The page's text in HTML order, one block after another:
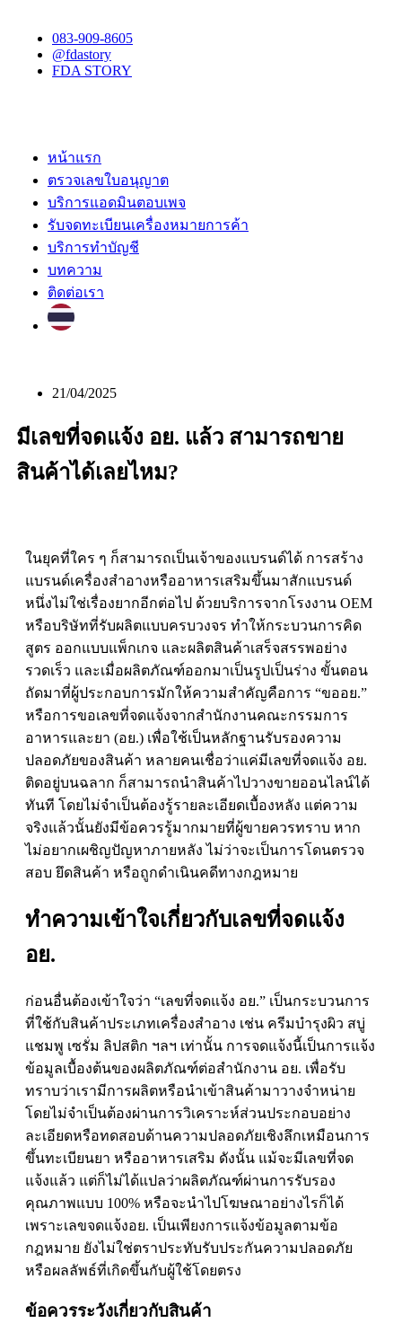
083-909-8605
@fdastory
FDA STORY
หน้าแรก
ตรวจเลขใบอนุญาต
บริการแอดมินตอบเพจ
รับจดทะเบียนเครื่องหมายการค้า
บริการทำบัญชี
บทความ
ติดต่อเรา
21/04/2025
มีเลขที่จดแจ้ง อย. แล้ว สามารถขาย
สินค้าได้เลยไหม?
ในยุคที่ใคร ๆ ก็สามารถเป็นเจ้าของแบรนด์ได้ การสร้าง
แบรนด์เครื่องสำอางหรืออาหารเสริมขึ้นมาสักแบรนด์
หนึ่งไม่ใช่เรื่องยากอีกต่อไป ด้วยบริการจากโรงงาน OEM
หรือบริษัทที่รับผลิตแบบครบวงจร ทำให้กระบวนการคิด
สูตร ออกแบบแพ็กเกจ และผลิตสินค้าเสร็จสรรพอย่าง
รวดเร็ว และเมื่อผลิตภัณฑ์ออกมาเป็นรูปเป็นร่าง ขั้นตอน
ถัดมาที่ผู้ประกอบการมักให้ความสำคัญคือการ “ขออย.”
หรือการขอเลขที่จดแจ้งจากสำนักงานคณะกรรมการ
อาหารและยา (อย.) เพื่อใช้เป็นหลักฐานรับรองความ
ปลอดภัยของสินค้า หลายคนเชื่อว่าแค่มีเลขที่จดแจ้ง อย.
ติดอยู่บนฉลาก ก็สามารถนำสินค้าไปวางขายออนไลน์ได้
ทันที โดยไม่จำเป็นต้องรู้รายละเอียดเบื้องหลัง แต่ความ
จริงแล้วนั้นยังมีข้อควรรู้มากมายที่ผู้ขายควรทราบ หาก
ไม่อยากเผชิญปัญหาภายหลัง ไม่ว่าจะเป็นการโดนตรวจ
สอบ ยึดสินค้า หรือถูกดำเนินคดีทางกฎหมาย
ทำความเข้าใจเกี่ยวกับเลขที่จดแจ้ง
อย.
ก่อนอื่นต้องเข้าใจว่า “เลขที่จดแจ้ง อย.” เป็นกระบวนการ
ที่ใช้กับสินค้าประเภทเครื่องสำอาง เช่น ครีมบำรุงผิว สบู่
แชมพู เซรั่ม ลิปสติก ฯลฯ เท่านั้น การจดแจ้งนี้เป็นการแจ้ง
ข้อมูลเบื้องต้นของผลิตภัณฑ์ต่อสำนักงาน อย. เพื่อรับ
ทราบว่าเรามีการผลิตหรือนำเข้าสินค้ามาวางจำหน่าย
โดยไม่จำเป็นต้องผ่านการวิเคราะห์ส่วนประกอบอย่าง
ละเอียดหรือทดสอบด้านความปลอดภัยเชิงลึกเหมือนการ
ขึ้นทะเบียนยา หรืออาหารเสริม ดังนั้น แม้จะมีเลขที่จด
แจ้งแล้ว แต่ก็ไม่ได้แปลว่าผลิตภัณฑ์ผ่านการรับรอง
คุณภาพแบบ 100% หรือจะนำไปโฆษณาอย่างไรก็ได้
เพราะเลขจดแจ้งอย. เป็นเพียงการแจ้งข้อมูลตามข้อ
กฎหมาย ยังไม่ใช่ตราประทับรับประกันความปลอดภัย
หรือผลลัพธ์ที่เกิดขึ้นกับผู้ใช้โดยตรง
ข้อควรระวังเกี่ยวกับสินค้า